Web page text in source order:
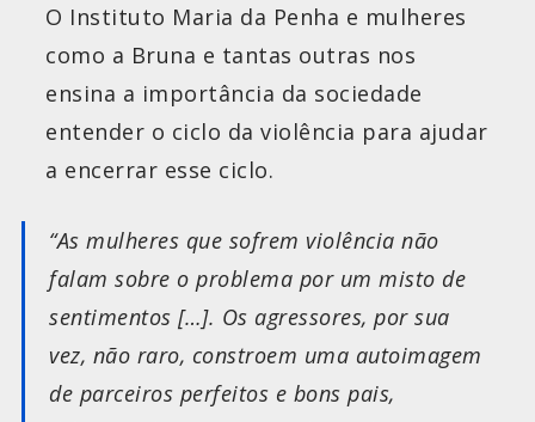
O Instituto Maria da Penha e mulheres
como a Bruna e tantas outras nos
ensina a importância da sociedade
entender o ciclo da violência para ajudar
a encerrar esse ciclo.
“As mulheres que sofrem violência não
falam sobre o problema por um misto de
sentimentos […]. Os agressores, por sua
vez, não raro, constroem uma autoimagem
de parceiros perfeitos e bons pais,